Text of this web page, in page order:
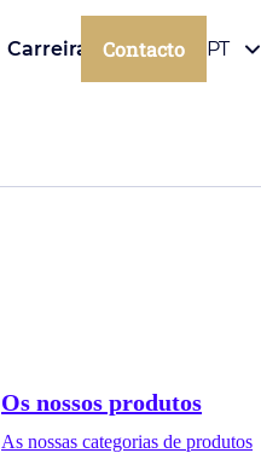
Carreiras Contacto PT
Os nossos produtos
As nossas categorias de produtos